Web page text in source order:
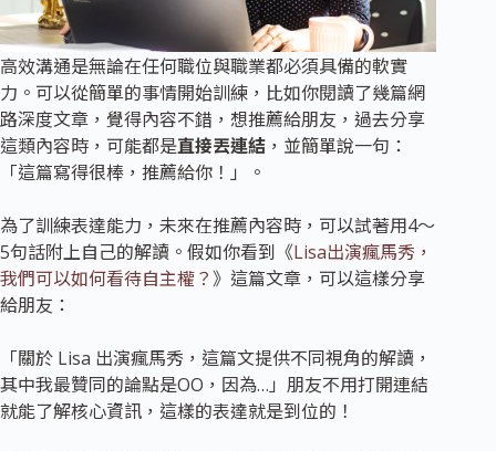
高效溝通是無論在任何職位與職業都必須具備的軟實
力。可以從簡單的事情開始訓練，比如你閱讀了幾篇網
路深度文章，覺得內容不錯，想推薦給朋友，過去分享
這類內容時，可能都是直接丟連結 ，並簡單說一句：
「這篇寫得很棒，推薦給你！」。
為了訓練表達能力，未來在推薦內容時，可以試著用4～
5句話附上自己的解讀。假如你看到《Lisa出演瘋馬秀，
我們可以如何看待自主權？》這篇文章，可以這樣分享
給朋友：
「關於 Lisa 出演瘋馬秀，這篇文提供不同視角的解讀，
其中我最贊同的論點是OO，因為…」朋友不用打開連結
就能了解核心資訊，這樣的表達就是到位的！